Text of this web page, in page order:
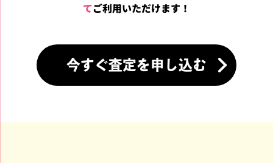
てご利用いただけます！
今すぐ査定を申し込む